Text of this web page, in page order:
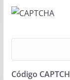
Código